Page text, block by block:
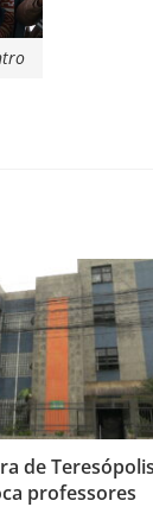
de Teresópolis
professores